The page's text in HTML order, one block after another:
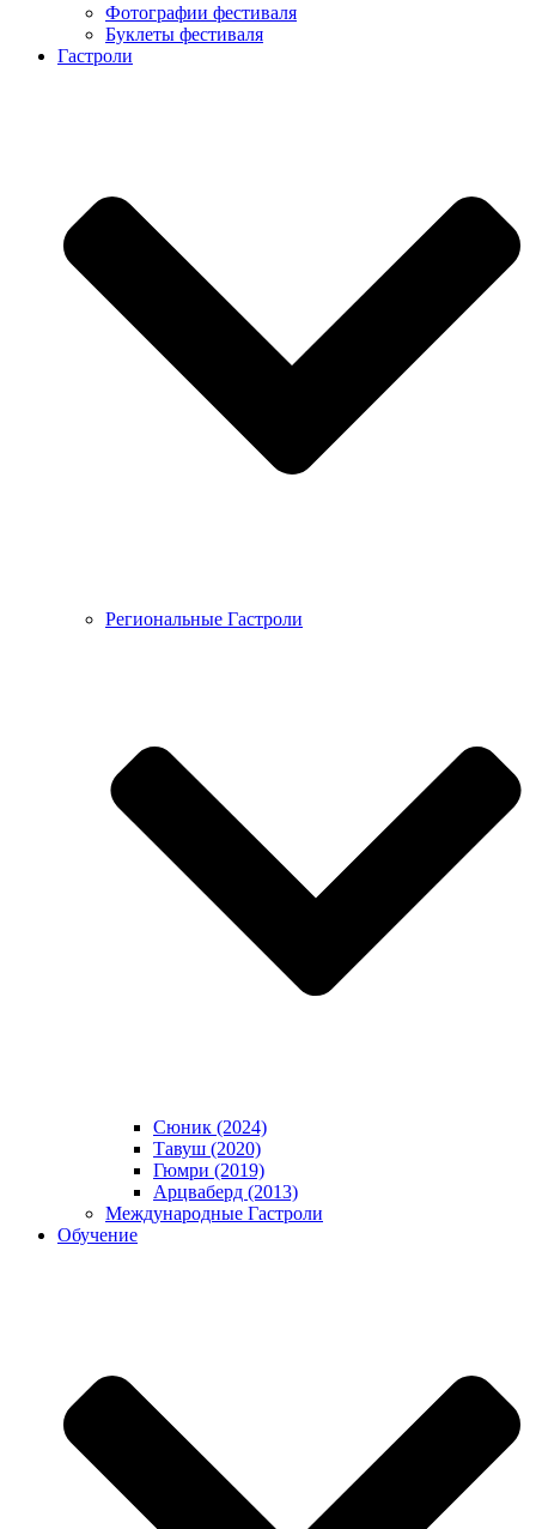
Фотографии фестиваля
Буклеты фестиваля
Гастроли
Региональные Гастроли
Сюник (2024)
Тавуш (2020)
Гюмри (2019)
Арцваберд (2013)
Международные Гастроли
Обучение